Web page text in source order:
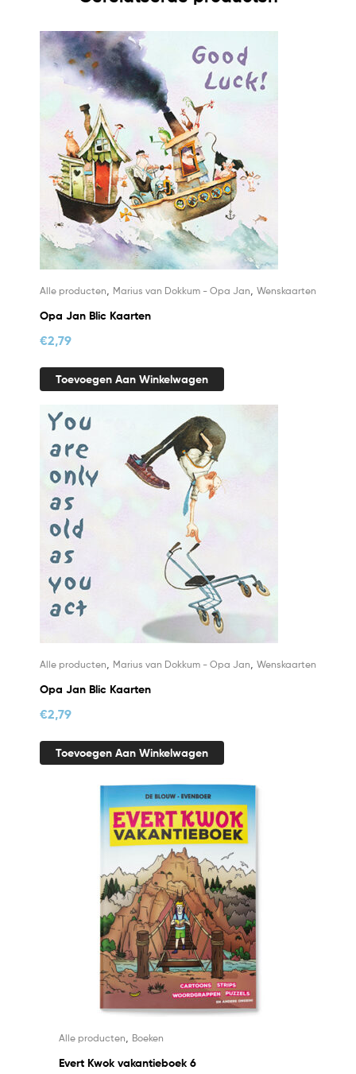
Alle producten Marius van Dokkum - Opa Jan Wenskaarten
Opa Jan Blic Kaarten
€2,79
Toevoegen Aan Winkelwagen
Alle producten Marius van Dokkum - Opa Jan Wenskaarten
Opa Jan Blic Kaarten
€2,79
Toevoegen Aan Winkelwagen
Alle producten, Boeken
Evert Kwok vakantieboek 6